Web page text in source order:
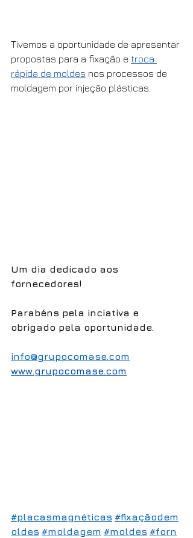
Tivemos a oportunidade de apresentar
propostas para a fixação e troca
rápida de moldes nos processos de
moldagem por injeção plásticas.
Um dia dedicado aos
fornecedores!
Parabéns pela inciativa e
obrigado pela oportunidade.
info@grupocomase.com
www.grupocomase.com
#placasmagnéticas #fixaçãodem
oldes #moldagem #moldes #forn